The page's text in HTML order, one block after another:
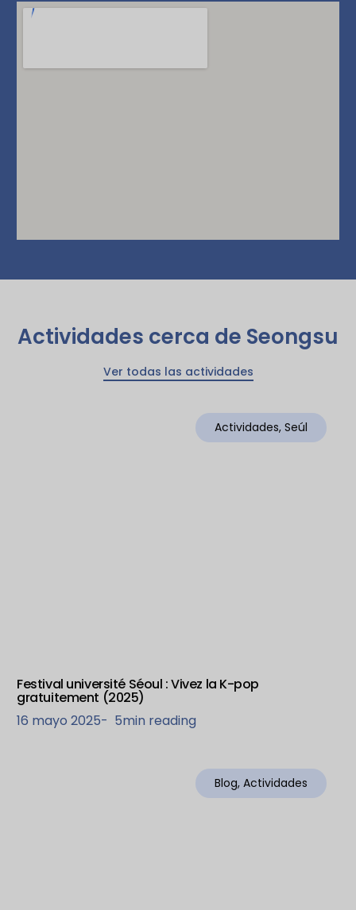
Actividades cerca de Seongsu
Ver todas las actividades
Actividades, Seúl
Festival université Séoul : Vivez la K-pop
gratuitement (2025)
16 mayo 2025- 5min reading
Blog, Actividades